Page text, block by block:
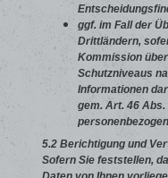
ggf. im Fall der
Drittländern,
Kommission
Schutzniveaus
Informationen
gem. Art. 46 Abs.
5.2 Berichtigung und
Sofern Sie feststellen,